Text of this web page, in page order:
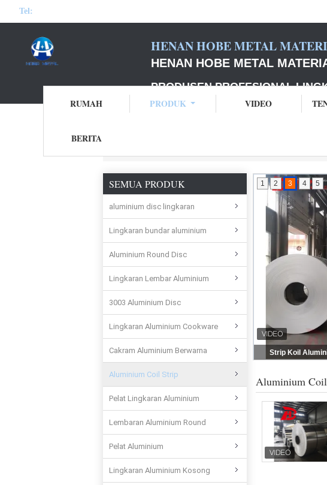
Tel:
HENAN HOBE METAL
HENAN HOBE METAL
PRODUSEN PROFESIONAL
RUMAH PRODUK VIDEO
BERITA
SEMUA PRODUK
aluminium disc lingkaran
Lingkaran bundar aluminium
Aluminium Round Disc
Lingkaran Lembar Aluminium
3003 Aluminium Disc
Lingkaran Aluminium Cookware
Cakram Aluminium Berwarna
Aluminium Coil Strip
Pelat Lingkaran Aluminium
Lembaran Aluminium Round
Pelat Aluminium
Lingkaran Aluminium Kosong
1 2 3 4 5
Aluminium